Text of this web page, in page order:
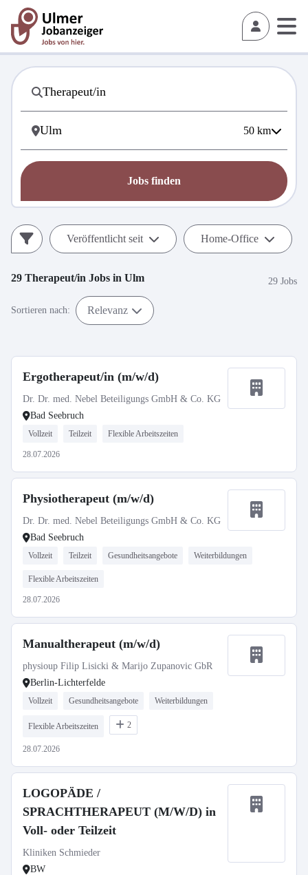
50 km
Jobs finden
Veröffentlicht seit Home-Office
29 Therapeut/in Jobs in Ulm 29 Jobs
Sortieren nach: Relevanz
Ergotherapeut/in (m/w/d)
Dr. Dr. med. Nebel Beteiligungs GmbH & Co. KG
Bad Seebruch
Vollzeit Teilzeit Flexible Arbeitszeiten
28.07.2026
Physiotherapeut (m/w/d)
Dr. Dr. med. Nebel Beteiligungs GmbH & Co. KG
Bad Seebruch
Vollzeit Teilzeit Gesundheitsangebote Weiterbildungen
Flexible Arbeitszeiten
28.07.2026
Manualtherapeut (m/w/d)
physioup Filip Lisicki & Marijo Zupanovic GbR
Berlin-Lichterfelde
Vollzeit Gesundheitsangebote Weiterbildungen
Flexible Arbeitszeiten 2
28.07.2026
LOGOPÄDE /
SPRACHTHERAPEUT (M/W/D) in
Voll- oder Teilzeit
Kliniken Schmieder
BW